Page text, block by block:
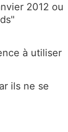
2012 ou
à utiliser
ils ne se